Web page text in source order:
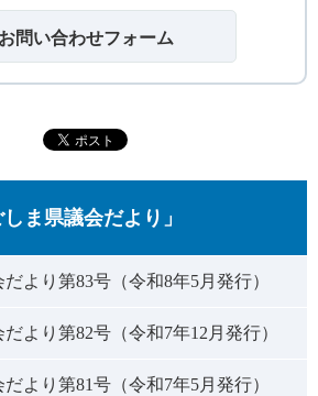
ま県議会だより」
より第83号（令和8年5月発行）
より第82号（令和7年12月発行）
より第81号（令和7年5月発行）